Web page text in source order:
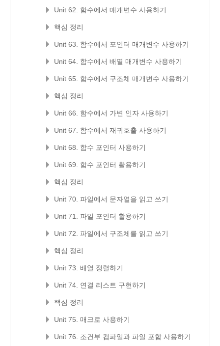
Unit 62. 함수에서 매개변수 사용하기
핵심 정리
Unit 63. 함수에서 포인터 매개변수 사용하기
Unit 64. 함수에서 배열 매개변수 사용하기
Unit 65. 함수에서 구조체 매개변수 사용하기
핵심 정리
Unit 66. 함수에서 가변 인자 사용하기
Unit 67. 함수에서 재귀호출 사용하기
Unit 68. 함수 포인터 사용하기
Unit 69. 함수 포인터 활용하기
핵심 정리
Unit 70. 파일에서 문자열을 읽고 쓰기
Unit 71. 파일 포인터 활용하기
Unit 72. 파일에서 구조체를 읽고 쓰기
핵심 정리
Unit 73. 배열 정렬하기
Unit 74. 연결 리스트 구현하기
핵심 정리
Unit 75. 매크로 사용하기
Unit 76. 조건부 컴파일과 파일 포함 사용하기